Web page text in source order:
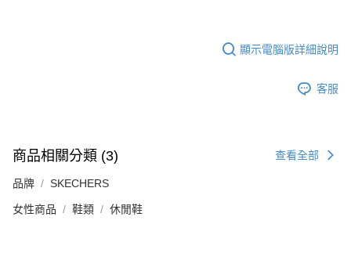
顯示電腦版詳細說明
客服
商品相關分類 (3) 查看全部
品牌 SKECHERS
女性商品 鞋類 休閒鞋